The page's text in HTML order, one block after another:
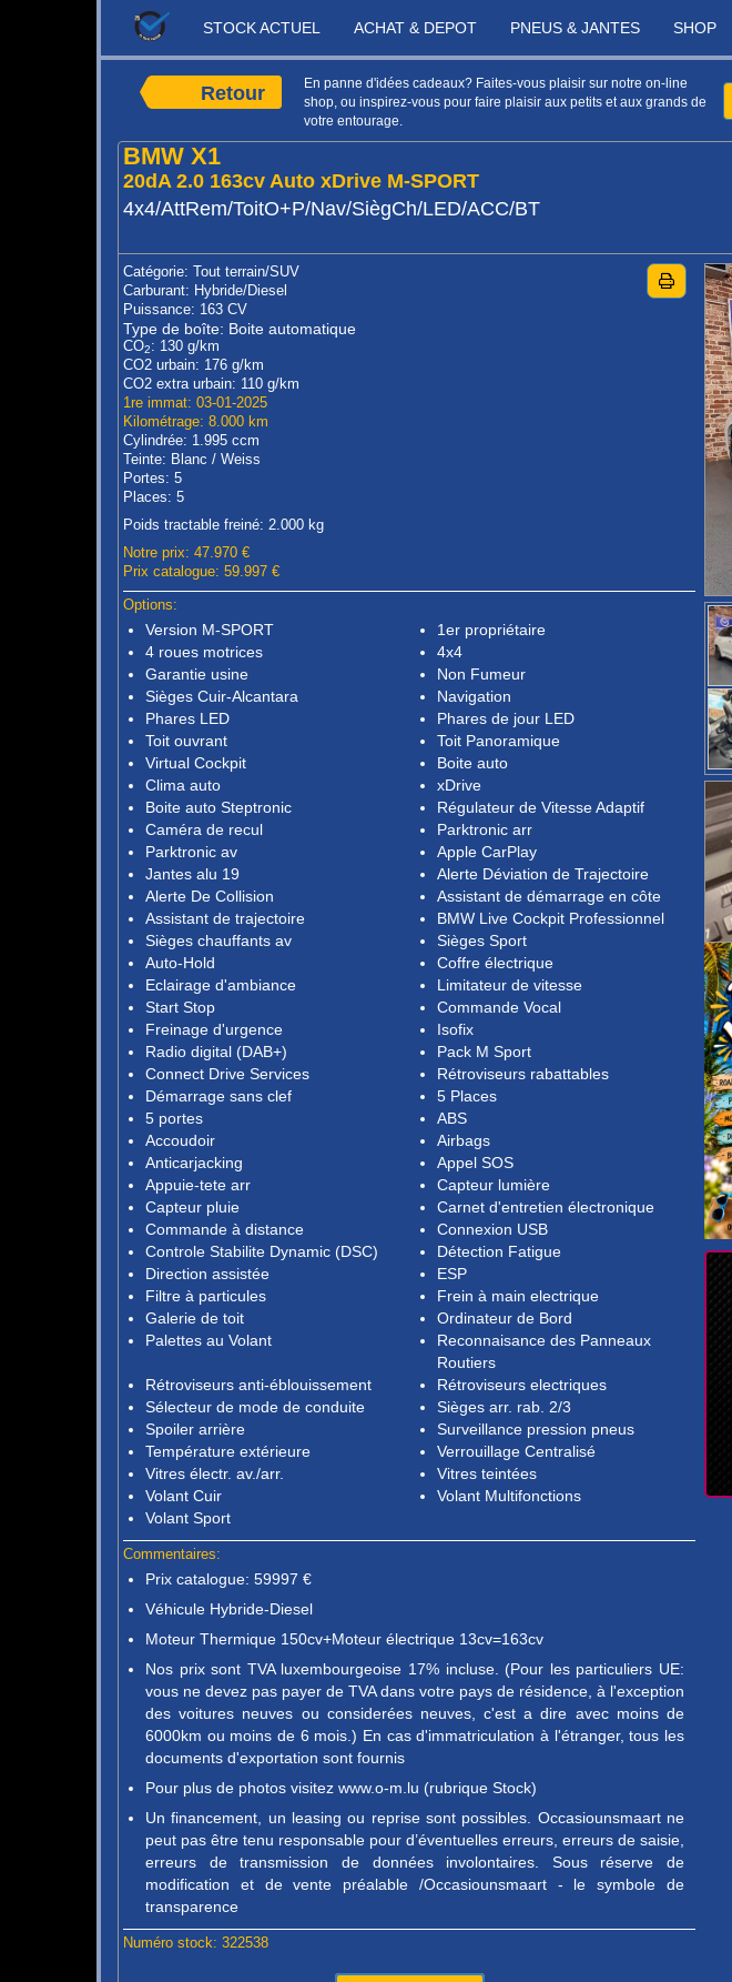
STOCK ACTUEL ACHAT & DEPOT PNEUS & JANTES SHOP
Retour
En panne d'idées cadeaux? Faites-vous plaisir sur notre on-line
shop, ou inspirez-vous pour faire plaisir aux petits et aux grands de
votre entourage.
BMW X1
20dA 2.0 163cv Auto xDrive M-SPORT
4x4/AttRem/ToitO+P/Nav/SiègCh/LED/ACC/BT
Catégorie: Tout terrain/SUV
Carburant: Hybride/Diesel
Puissance: 163 CV
Type de boîte: Boite automatique
CO2: 130 g/km
CO2 urbain: 176 g/km
CO2 extra urbain: 110 g/km
1re immat: 03-01-2025
Kilométrage: 8.000 km
Cylindrée: 1.995 ccm
Teinte: Blanc / Weiss
Portes: 5
Places: 5
Poids tractable freiné: 2.000 kg
Notre prix: 47.970 €
Prix catalogue: 59.997 €
Options:
Version M-SPORT
1er propriétaire
4 roues motrices
4x4
Garantie usine
Non Fumeur
Sièges Cuir-Alcantara
Navigation
Phares LED
Phares de jour LED
Toit ouvrant
Toit Panoramique
Virtual Cockpit
Boite auto
Clima auto
xDrive
Boite auto Steptronic
Régulateur de Vitesse Adaptif
Caméra de recul
Parktronic arr
Parktronic av
Apple CarPlay
Jantes alu 19
Alerte Déviation de Trajectoire
Alerte De Collision
Assistant de démarrage en côte
Assistant de trajectoire
BMW Live Cockpit Professionnel
Sièges chauffants av
Sièges Sport
Auto-Hold
Coffre électrique
Eclairage d'ambiance
Limitateur de vitesse
Start Stop
Commande Vocal
Freinage d'urgence
Isofix
Radio digital (DAB+)
Pack M Sport
Connect Drive Services
Rétroviseurs rabattables
Démarrage sans clef
5 Places
5 portes
ABS
Accoudoir
Airbags
Anticarjacking
Appel SOS
Appuie-tete arr
Capteur lumière
Capteur pluie
Carnet d'entretien électronique
Commande à distance
Connexion USB
Controle Stabilite Dynamic (DSC)
Détection Fatigue
Direction assistée
ESP
Filtre à particules
Frein à main electrique
Galerie de toit
Ordinateur de Bord
Palettes au Volant
Reconnaisance des Panneaux
Routiers
Rétroviseurs anti-éblouissement
Rétroviseurs electriques
Sélecteur de mode de conduite
Sièges arr. rab. 2/3
Spoiler arrière
Surveillance pression pneus
Température extérieure
Verrouillage Centralisé
Vitres électr. av./arr.
Vitres teintées
Volant Cuir
Volant Multifonctions
Volant Sport
Commentaires:
Prix catalogue: 59997 €
Véhicule Hybride-Diesel
Moteur Thermique 150cv+Moteur électrique 13cv=163cv
Nos prix sont TVA luxembourgeoise 17% incluse. (Pour les particuliers UE:
vous ne devez pas payer de TVA dans votre pays de résidence, à l'exception
des voitures neuves ou considerées neuves, c'est a dire avec moins de
6000km ou moins de 6 mois.) En cas d'immatriculation à l'étranger, tous les
documents d'exportation sont fournis
Pour plus de photos visitez www.o-m.lu (rubrique Stock)
Un financement, un leasing ou reprise sont possibles. Occasiounsmaart ne
peut pas être tenu responsable pour d’éventuelles erreurs, erreurs de saisie,
erreurs de transmission de données involontaires. Sous réserve de
modification et de vente préalable /Occasiounsmaart - le symbole de
transparence
Numéro stock: 322538